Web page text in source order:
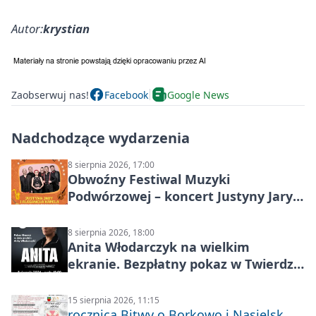
Autor:krystian
Zaobserwuj nas! Facebook Google News
Nadchodzące wydarzenia
8 sierpnia 2026, 17:00
Obwoźny Festiwal Muzyki
Podwórzowej – koncert Justyny Jary i
8 sierpnia 2026, 18:00
Anita Włodarczyk na wielkim
ekranie. Bezpłatny pokaz w Twierdzy
15 sierpnia 2026, 11:15